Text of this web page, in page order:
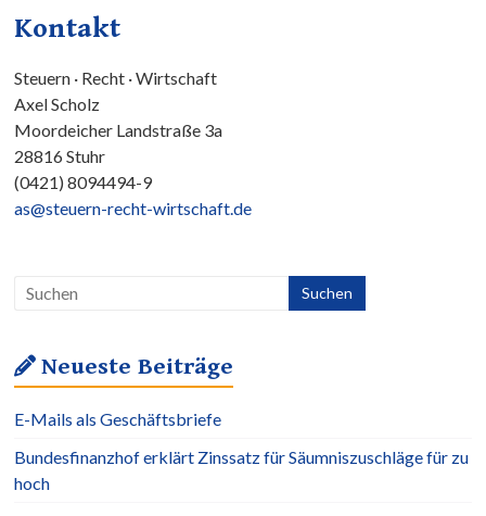
Kontakt
Steuern · Recht · Wirtschaft
Axel Scholz
Moordeicher Landstraße 3a
28816 Stuhr
(0421) 8094494-9
as@steuern-recht-wirtschaft.de
Neueste Beiträge
E-Mails als Geschäftsbriefe
Bundesfinanzhof erklärt Zinssatz für Säumniszuschläge für zu
hoch